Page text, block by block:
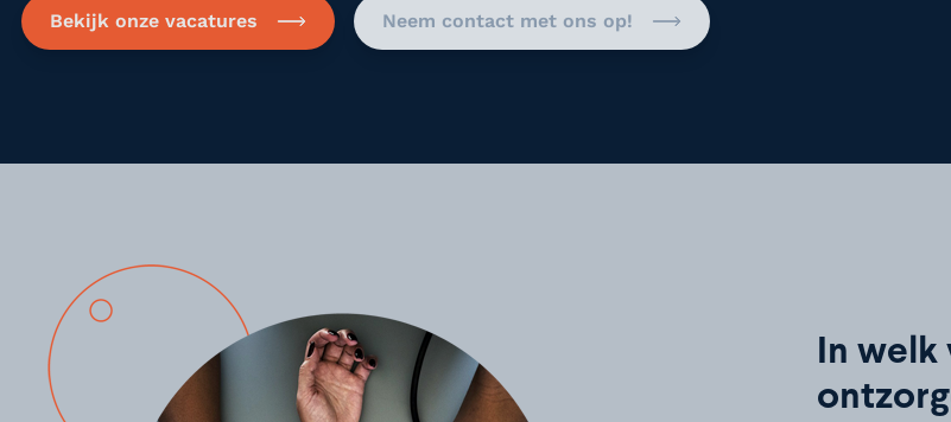
Bekijk onze vacatures Neem contact met ons op!
In